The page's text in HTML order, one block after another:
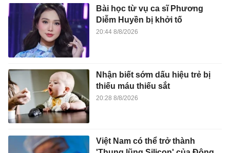
Bài học từ vụ ca sĩ Phương
Diễm Huyền bị khởi tố
20:44 8/8/2026
Nhận biết sớm dấu hiệu trẻ bị
thiếu máu thiếu sắt
20:28 8/8/2026
Việt Nam có thể trở thành